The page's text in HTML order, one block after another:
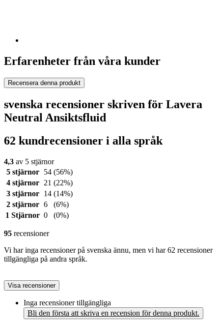
Erfarenheter från våra kunder
Recensera denna produkt
svenska recensioner skriven för Lavera
Neutral Ansiktsfluid
62 kundrecensioner i alla språk
4,3 av 5 stjärnor
5 stjärnor
54 (56%)
4 stjärnor
21 (22%)
3 stjärnor
14 (14%)
2 stjärnor 6
(6%)
1 Stjärnor 0 (0%)
95 recensioner
Vi har inga recensioner på svenska ännu, men vi har 62 recensioner
tillgängliga på andra språk.
Visa recensioner
Inga recensioner tillgängliga
Bli den första att skriva en recension för denna produkt.